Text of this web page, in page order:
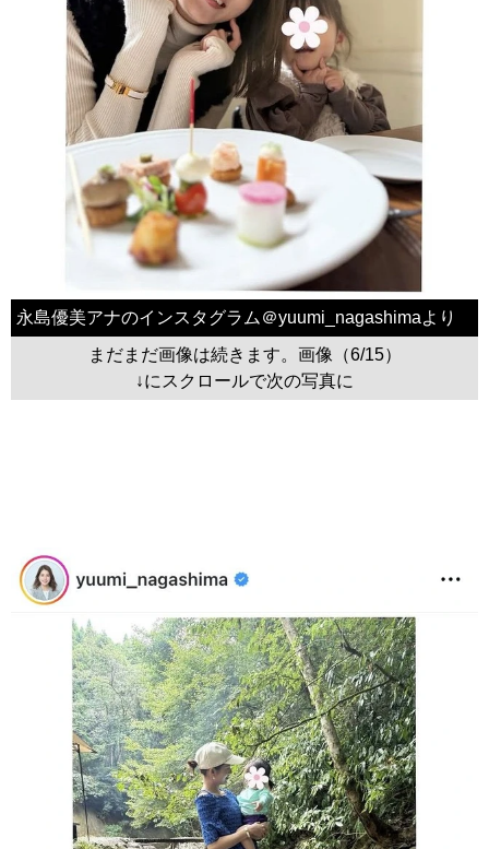
永島優美アナのインスタグラム＠yuumi_nagashimaより
まだまだ画像は続きます。画像（6/15）
↓にスクロールで次の写真に